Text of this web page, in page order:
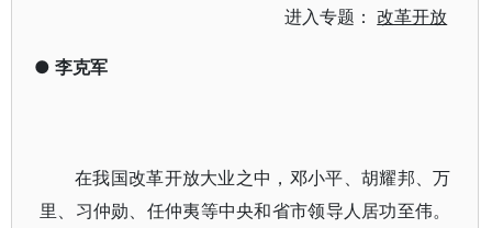
进入专题：改革开放
● 李克军
在我国改革开放大业之中，邓小平、胡耀邦、万
里、习仲勋、任仲夷等中央和省市领导人居功至伟。